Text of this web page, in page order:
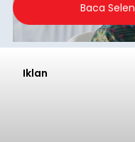
Baca
Iklan